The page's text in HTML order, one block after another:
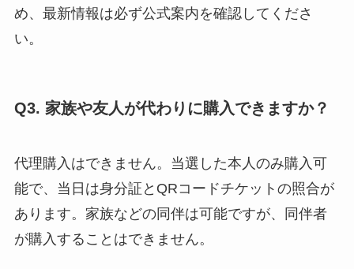
め、最新情報は必ず公式案内を確認してくださ
い。
Q3. 家族や友人が代わりに購入できますか？
代理購入はできません。当選した本人のみ購入可
能で、当日は身分証とQRコードチケットの照合が
あります。家族などの同伴は可能ですが、同伴者
が購入することはできません。